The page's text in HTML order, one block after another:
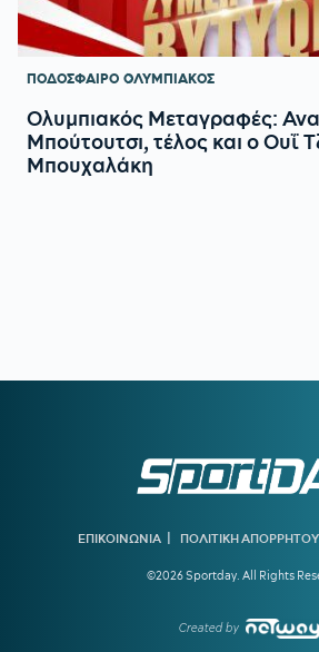
ΠΟΔΟΣΦΑΙΡΟ ΟΛΥΜΠΙΑΚΟΣ
Ολυμπιακός Μεταγραφές:
Μπούτουτσι, τέλος και ο Ουΐ
Μπουχαλάκη
ΕΠΙΚΟΙΝΩΝΙΑ | ΠΟΛΙΤΙΚΗ ΑΠΟΡΡΗΤΟΥ
©2026 Sportday. All Rights
Created by